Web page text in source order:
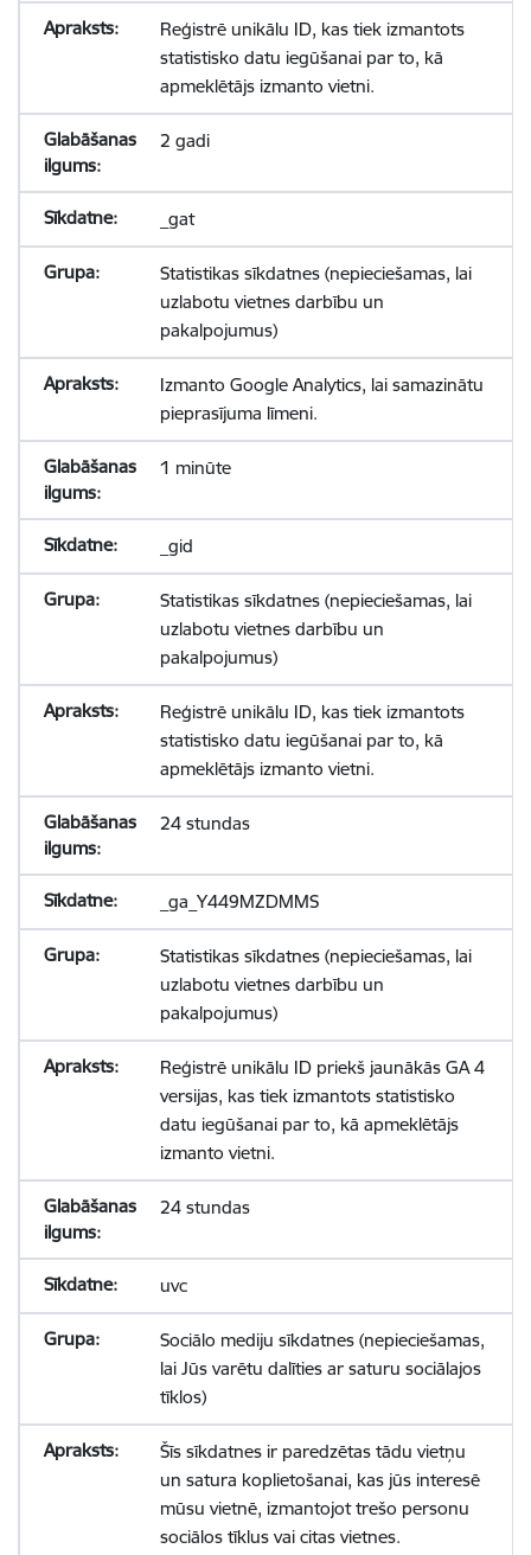
Reģistrē unikālu ID, kas tiek izmantots
statistisko datu iegūšanai par to, kā
apmeklētājs izmanto vietni.
2 gadi
_gat
Statistikas sīkdatnes (nepieciešamas, lai
uzlabotu vietnes darbību un
pakalpojumus)
Izmanto Google Analytics, lai samazinātu
pieprasījuma līmeni.
1 minūte
_gid
Statistikas sīkdatnes (nepieciešamas, lai
uzlabotu vietnes darbību un
pakalpojumus)
Reģistrē unikālu ID, kas tiek izmantots
statistisko datu iegūšanai par to, kā
apmeklētājs izmanto vietni.
24 stundas
_ga_Y449MZDMMS
Statistikas sīkdatnes (nepieciešamas, lai
uzlabotu vietnes darbību un
pakalpojumus)
Reģistrē unikālu ID priekš jaunākās GA 4
versijas, kas tiek izmantots statistisko
datu iegūšanai par to, kā apmeklētājs
izmanto vietni.
24 stundas
uvc
Sociālo mediju sīkdatnes (nepieciešamas,
lai Jūs varētu dalīties ar saturu sociālajos
tīklos)
Šīs sīkdatnes ir paredzētas tādu vietņu
un satura koplietošanai, kas jūs interesē
mūsu vietnē, izmantojot trešo personu
sociālos tīklus vai citas vietnes.